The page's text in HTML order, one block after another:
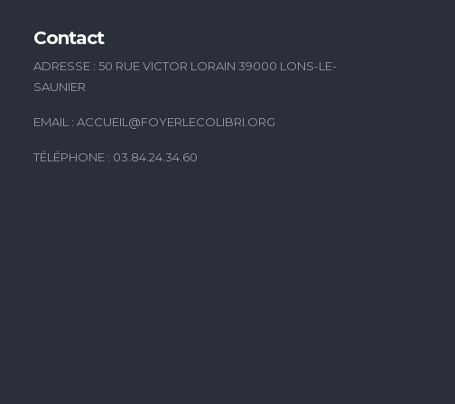
Contact
ADRESSE : 50 RUE VICTOR LORAIN 39000 LONS-LE-
SAUNIER
EMAIL : ACCUEIL@FOYERLECOLIBRI.ORG
TÉLÉPHONE : 03.84.24.34.60